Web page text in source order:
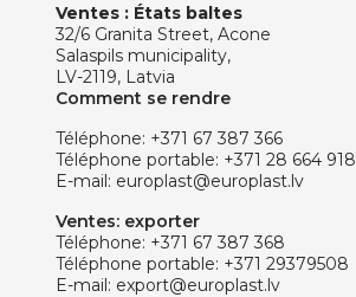
Ventes : États baltes
32/6 Granita Street, Acone
Salaspils municipality,
LV-2119, Latvia
Comment se rendre
Téléphone: +371 67 387 366
Téléphone portable: +371 28 664 918
E-mail: europlast@europlast.lv
Ventes: exporter
Téléphone: +371 67 387 368
Téléphone portable: +371 29379508
E-mail: export@europlast.lv